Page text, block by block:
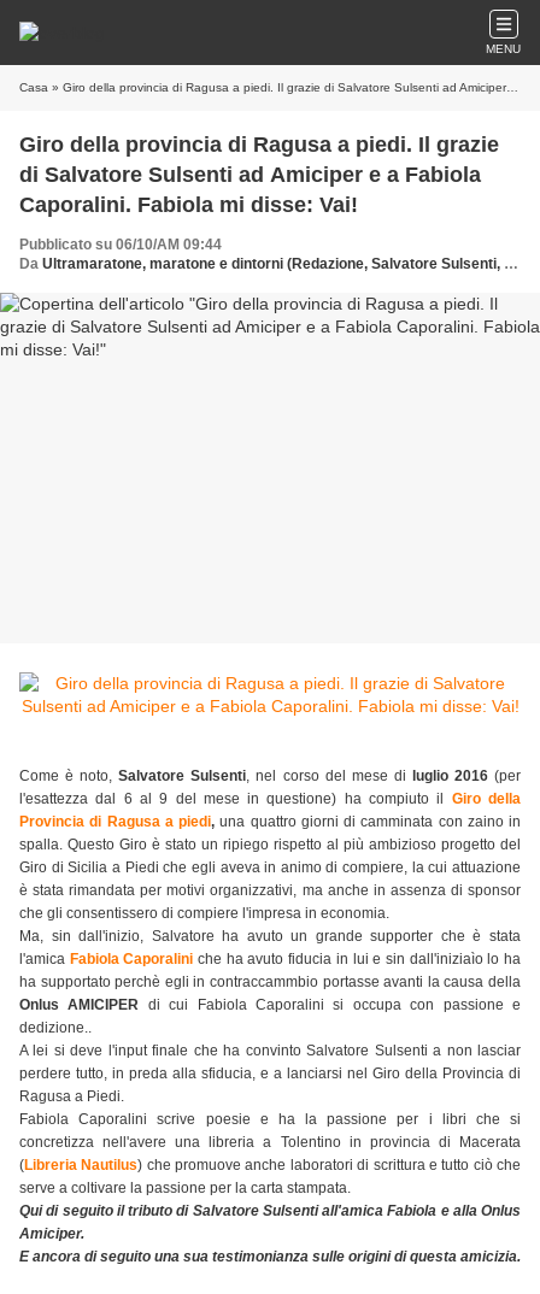
MENU
Casa » Giro della provincia di Ragusa a piedi. Il grazie di Salvatore Sulsenti ad Amiciper e a Fabiola Caporalini. Fabiola mi disse: Vai!
Giro della provincia di Ragusa a piedi. Il grazie
di Salvatore Sulsenti ad Amiciper e a Fabiola
Caporalini. Fabiola mi disse: Vai!
Pubblicato su 06/10/AM 09:44
Da Ultramaratone, maratone e dintorni (Redazione, Salvatore Sulsenti, fonti web)
Come è noto,Salvatore Sulsenti, nel corso del mese di luglio 2016(per
l'esattezza dal 6 al 9 del mese in questione) ha compiuto il Giro della
Provincia di Ragusa a piedi, una quattro giorni di camminata con zaino in
spalla. Questo Giro è stato un ripiego rispetto al più ambizioso progetto del
Giro di Sicilia a Piedi che egli aveva in animo di compiere, la cui attuazione
è stata rimandata per motivi organizzativi, ma anche in assenza di sponsor
che gli consentissero di compiere l'impresa in economia.
Ma, sin dall'inizio, Salvatore ha avuto un grande supporter che è stata
l'amica Fabiola Caporalini che ha avuto fiducia in lui e sin dall'iniziaìo lo ha
ha supportato perchè egli in contraccammbio portasse avanti la causa della
Onlus AMICIPER di cui Fabiola Caporalini si occupa con passione e
dedizione..
A lei si deve l'input finale che ha convinto Salvatore Sulsenti a non lasciar
perdere tutto, in preda alla sfiducia, e a lanciarsi nel Giro della Provincia di
Ragusa a Piedi.
Fabiola Caporalini scrive poesie e ha la passione per i libri che si
concretizza nell'avere una libreria a Tolentino in provincia di Macerata
(Libreria Nautilus) che promuove anche laboratori di scrittura e tutto ciò che
serve a coltivare la passione per la carta stampata.
Qui di seguito il tributo di Salvatore Sulsenti all'amica Fabiola e alla Onlus
Amiciper.
E ancora di seguito una sua testimonianza sulle origini di questa amicizia.